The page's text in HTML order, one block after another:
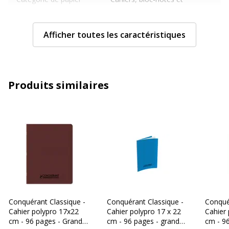
17 x 22 cm
Matériau(x) du produit
couverture
96 Page(s)
Nombre de pages ou
feuilles
48 Feuille(s)
Relié Reliure latérale
Afficher toutes les caractéristiques
Produits similaires
Conquérant Classique -
Cahier polypro 17x22
cm - 96 pages - Grands
Conquérant Classique -
Cahier polypro 17 x 22
cm - 96 pages - grands
Cahier
cm -